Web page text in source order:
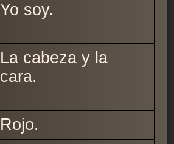
Yo soy.
La cabeza y la
cara.
Rojo.